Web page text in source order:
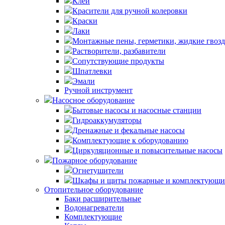
Красители для ручной колеровки
Краски
Лаки
Монтажные пены, герметики, жидкие
Растворители, разбавители
Сопутствующие продукты
Шпатлевки
Эмали
Ручной инструмент
Насосное оборудование
Бытовые насосы и насосные станции
Гидроаккумуляторы
Дренажные и фекальные насосы
Комплектующие к оборудованию
Циркуляционные и повысительные насосы
Пожарное оборудование
Огнетушители
Шкафы и щиты пожарные и
Отопительное оборудование
Баки расширительные
Водонагреватели
Комплектующие